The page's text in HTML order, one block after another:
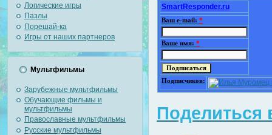
Логические игры
Пазлы
Порешай-ка
Игры от наших партнеров
Мультфильмы
Зарубежные мультфильмы
Обучающие фильмы и
мультфильмы
Православные мультфильмы
Русские мультфильмы
SmartResponder.ru
Ваш e-mail: *
Ваше имя: *
Подписчиков:
Поделиться